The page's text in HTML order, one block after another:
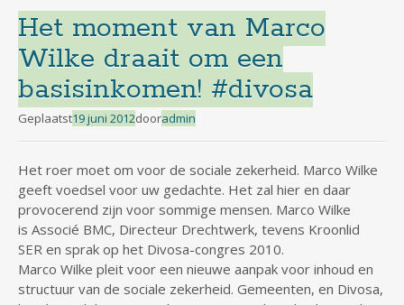
Het moment van Marco
Wilke draait om een
basisinkomen! #divosa
Geplaatst19 juni 2012dooradmin
Het roer moet om voor de sociale zekerheid. Marco Wilke
geeft voedsel voor uw gedachte. Het zal hier en daar
provocerend zijn voor sommige mensen. Marco Wilke
is Associé BMC, Directeur Drechtwerk, tevens Kroonlid
SER en sprak op het Divosa-congres 2010.
Marco Wilke pleit voor een nieuwe aanpak voor inhoud en
structuur van de sociale zekerheid. Gemeenten, en Divosa,